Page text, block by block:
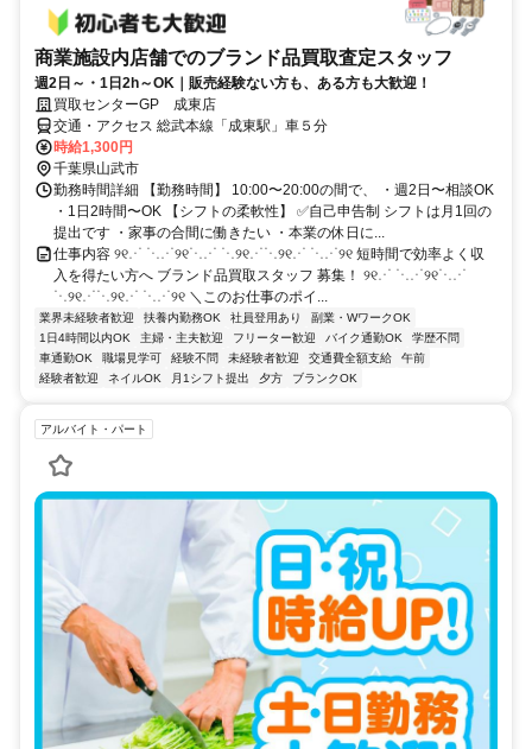
商業施設内店舗でのブランド品買取査定スタッフ
週2日～・1日2h～OK｜販売経験ない方も、ある方も大歓迎！
買取センターGP 成東店
交通・アクセス 総武本線「成東駅」車５分
時給1,300円
千葉県山武市
勤務時間詳細 【勤務時間】 10:00〜20:00の間で、 ・週2日〜相談OK
・1日2時間〜OK 【シフトの柔軟性】 ✅自己申告制 シフトは月1回の
提出です ・家事の合間に働きたい ・本業の休日に...
仕事内容 ୨୧⋰ ⋱⋰୨୧⋱⋰ ⋱୨୧⋰⋱୨୧⋰ ⋱⋰୨୧ 短時間で効率よく収
入を得たい方へ ブランド品買取スタッフ 募集！ ୨୧⋰ ⋱⋰୨୧⋱⋰
⋱୨୧⋰⋱୨୧⋰ ⋱⋰୨୧ ＼このお仕事のポイ...
業界未経験者歓迎 扶養内勤務OK 社員登用あり
副業・WワークOK
1日4時間以内OK
主婦・主夫歓迎 フリーター歓迎 バイク通勤OK
学歴不問
車通勤OK
職場見学可 経験不問 未経験者歓迎 交通費全額支給
午前
経験者歓迎
ネイルOK 月1シフト提出 夕方 ブランクOK
アルバイト・パート